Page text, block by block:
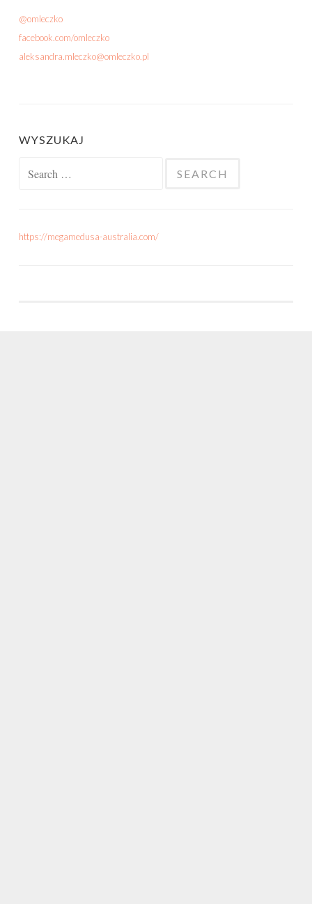
@omleczko
facebook.com/omleczko
aleksandra.mleczko@omleczko.pl
WYSZUKAJ
https://megamedusa-australia.com/